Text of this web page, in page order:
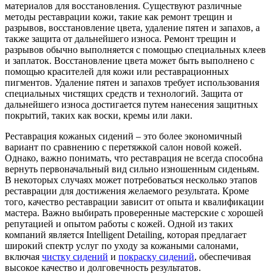
материалов для восстановления. Существуют различные
методы реставрации кожи, такие как ремонт трещин и
разрывов, восстановление цвета, удаление пятен и запахов, а
также защита от дальнейшего износа. Ремонт трещин и
разрывов обычно выполняется с помощью специальных клеев
и заплаток. Восстановление цвета может быть выполнено с
помощью красителей для кожи или реставрационных
пигментов. Удаление пятен и запахов требует использования
специальных чистящих средств и технологий. Защита от
дальнейшего износа достигается путем нанесения защитных
покрытий, таких как воски, кремы или лаки.
Реставрация кожаных сидений – это более экономичный
вариант по сравнению с перетяжкой салон новой кожей.
Однако, важно понимать, что реставрация не всегда способна
вернуть первоначальный вид сильно изношенным сиденьям.
В некоторых случаях может потребоваться несколько этапов
реставрации для достижения желаемого результата. Кроме
того, качество реставрации зависит от опыта и квалификации
мастера. Важно выбирать проверенные мастерские с хорошей
репутацией и опытом работы с кожей. Одной из таких
компаний является Intelligent Detailing, которая предлагает
широкий спектр услуг по уходу за кожаными салонами,
включая чистку сидений и покраску сидений, обеспечивая
высокое качество и долговечность результатов.